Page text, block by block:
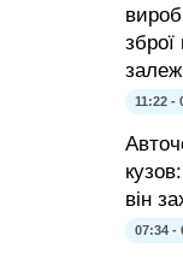
11:22 -
він
07:34 -